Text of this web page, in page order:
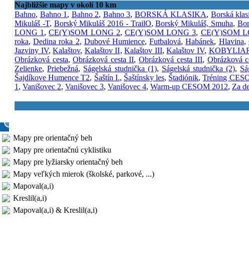
Najbližšie mapy v okolí 10 km
Bahno, Bahno 1, Bahno 2, Bahno 3, BORSKÁ KLASIKA, Borská
Mikuláš -T, Borský Mikuláš 2016 - TrailO,Borský Mikuláš, Smuha,
LONG 1,CE(Y)SOM LONG 2, CE(Y)SOM LONG 3, CE(Y)SOM
roka,Dedina roka 2, Dubové Humience,Futbalová,Habánek, Hlavina,
Jazviny IV,Kalaštov, Kalaštov II,Kalaštov III,Kalaštov IV,
Obrázková cesta,Obrázková cesta II,Obrázková cesta III, Obrázková
Zelienke,Priebežná, Ságelská studnička (1), Ságelská studnička (2),
Šajdíkove Humence T2, Šaštín I., Šaštínsky les, Štadiónik,Tréning
1, Vanišovec 2, Vanišovec 3, Vanišovec 4, Warm-up CESOM 2012, Za
Mapy pre orientačný beh
Mapy pre orientačnú cyklistiku
Mapy pre lyžiarsky orientačný beh
Mapy veľkých mierok (školské, parkové, ...)
Mapoval(a,i)
Kreslil(a,i)
Mapoval(a,i) & Kreslil(a,i)